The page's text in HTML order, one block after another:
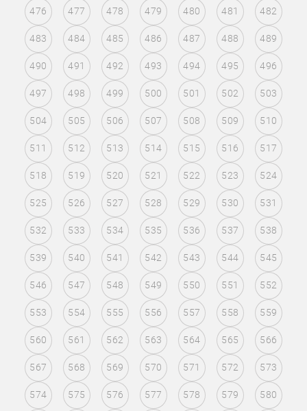
476 477 478 479 480 481 482
483 484 485 486 487 488 489
490 491 492 493 494 495 496
497 498 499 500 501 502 503
504 505 506 507 508 509 510
511 512 513 514 515 516 517
518 519 520 521 522 523 524
525 526 527 528 529 530 531
532 533 534 535 536 537 538
539 540 541 542 543 544 545
546 547 548 549 550 551 552
553 554 555 556 557 558 559
560 561 562 563 564 565 566
567 568 569 570 571 572 573
574 575 576 577 578 579 580